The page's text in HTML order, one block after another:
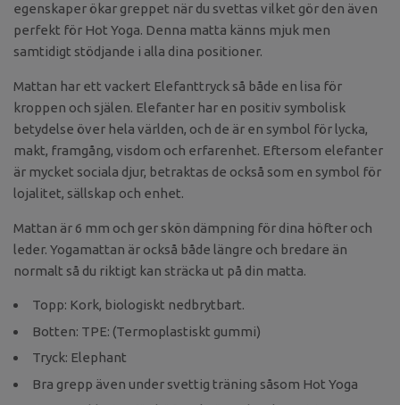
egenskaper ökar greppet när du svettas vilket gör den även
perfekt för Hot Yoga. Denna matta känns mjuk men
samtidigt stödjande i alla dina positioner.
Mattan har ett vackert Elefanttryck så både en lisa för
kroppen och själen. Elefanter har en positiv symbolisk
betydelse över hela världen, och de är en symbol för lycka,
makt, framgång, visdom och erfarenhet. Eftersom elefanter
är mycket sociala djur, betraktas de också som en symbol för
lojalitet, sällskap och enhet.
Mattan är 6 mm och ger skön dämpning för dina höfter och
leder. Yogamattan är också både längre och bredare än
normalt så du riktigt kan sträcka ut på din matta.
Topp: Kork, biologiskt nedbrytbart.
Botten: TPE: (Termoplastiskt gummi)
Tryck: Elephant
Bra grepp även under svettig träning såsom Hot Yoga